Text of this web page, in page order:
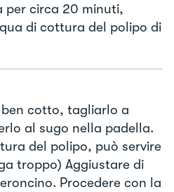
circa 20 minuti,
di cottura del polipo di
cotto, tagliarlo a
al sugo nella padella.
del polipo, può servire
troppo) Aggiustare di
Procedere con la